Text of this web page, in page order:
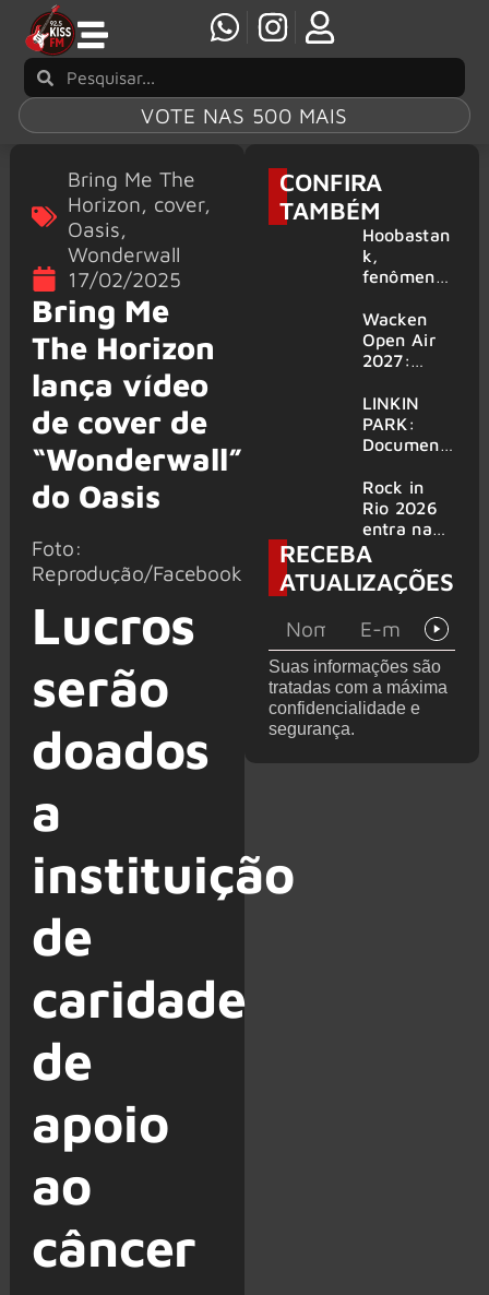
VOTE NAS 500 MAIS
Bring Me The
Horizon, cover,
Oasis,
Wonderwall
17/02/2025
Bring Me
The Horizon
lança vídeo
de cover de
“Wonderwall”
do Oasis
Foto:
Reprodução/Facebook
Lucros
serão
doados
a
instituição
de
caridade
de
apoio
ao
câncer
CONFIRA
TAMBÉM
Hoobastan
k,
fenômeno
rock anos
2000,
volta ao
6 shows
Wacken
Open Air
2027:
amplia
line-up e
já
mais de 50
bandas
LINKIN
PARK:
Document
‘Unshatter’
e álbum ao
vivo são
anunciados
Rock in
Rio 2026
entra na
reta final
com
Cidade do
montagem
acelerada
e line-up
completo
confirmad
RECEBA
ATUALIZAÇÕES
Suas informações são
tratadas com a máxima
confidencialidade e
segurança.